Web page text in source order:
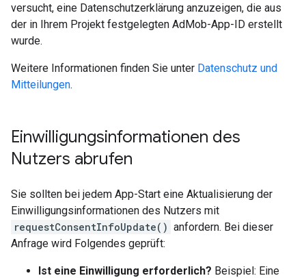
versucht, eine Datenschutzerklärung anzuzeigen, die aus
der in Ihrem Projekt festgelegten AdMob-App-ID erstellt
wurde.
Weitere Informationen finden Sie unter Datenschutz und
Mitteilungen.
Einwilligungsinformationen des
Nutzers abrufen
Sie sollten bei jedem App-Start eine Aktualisierung der
Einwilligungsinformationen des Nutzers mit
requestConsentInfoUpdate() anfordern. Bei dieser
Anfrage wird Folgendes geprüft:
Ist eine Einwilligung erforderlich? Beispiel: Eine